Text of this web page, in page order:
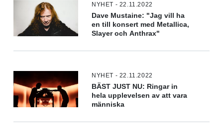
NYHET - 22.11.2022
Dave Mustaine: "Jag vill ha
en till konsert med Metallica,
Slayer och Anthrax"
NYHET - 22.11.2022
BÄST JUST NU: Ringar in
hela upplevelsen av att vara
människa